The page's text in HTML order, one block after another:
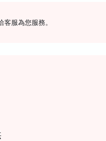
服為您服務。